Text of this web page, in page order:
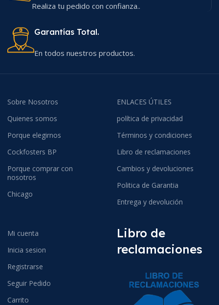
Realiza tu pedido con confianza..
Garantías Total.
En todos nuestros productos.
Sobre Nosotros
Quienes somos
Porque elegirnos
Cockfosters BP
Porque comprar con
nosotros
Chicago
ENLACES ÚTILES
política de privacidad
Términos y condiciones
Libro de reclamaciones
Cambios y devoluciones
Politica de Garantia
Entrega y devolución
Mi cuenta
Inicia sesion
Registrarse
Seguir Pedido
Carrito
Libro de
reclamaciones